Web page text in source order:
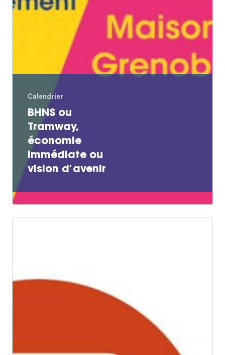
Calendrier
BHNS ou
Tramway,
économie
immédiate ou
vision d’avenir
Actualités
Actions Grand